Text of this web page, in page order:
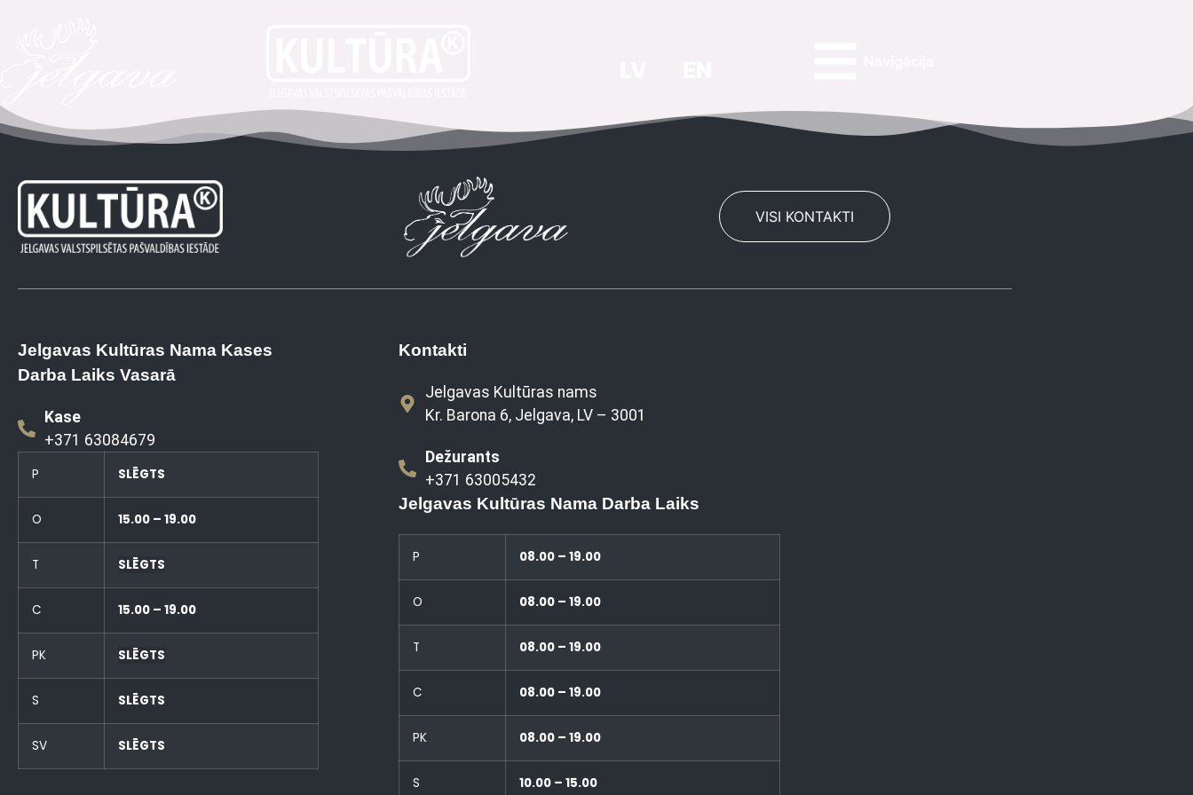
VISI KONTAKTI
Jelgavas Kultūras Nama Kases
Darba Laiks Vasarā
Kase
+371 63084679
P SLĒGTS
O 15.00 – 19.00
T SLĒGTS
C 15.00 – 19.00
PK SLĒGTS
S SLĒGTS
SV SLĒGTS
Kontakti
Jelgavas Kultūras nams
Kr. Barona 6, Jelgava, LV – 3001
Dežurants
+371 63005432
Jelgavas Kultūras Nama Darba Laiks
P 08.00 – 19.00
O 08.00 – 19.00
T 08.00 – 19.00
C 08.00 – 19.00
PK 08.00 – 19.00
S 10.00 – 15.00